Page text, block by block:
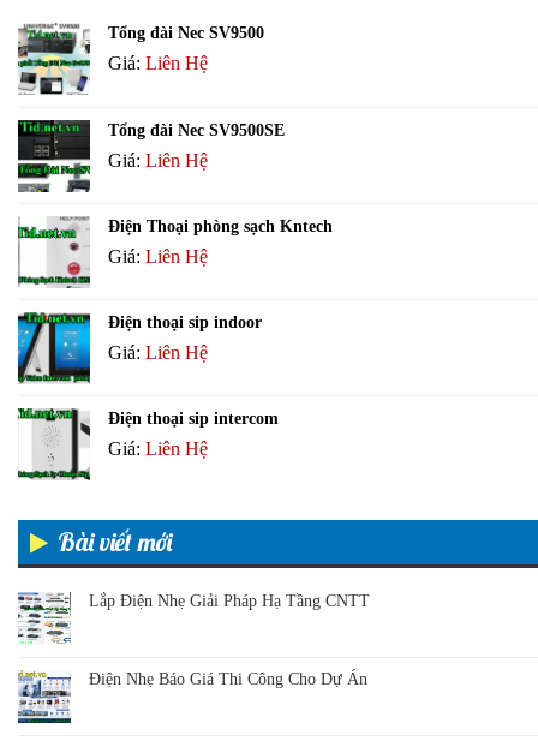
Tổng đài Nec SV9500
Giá: Liên Hệ
Tổng đài Nec SV9500SE
Giá: Liên Hệ
Điện Thoại phòng sạch Kntech
Giá: Liên Hệ
Điện thoại sip indoor
Giá: Liên Hệ
Điện thoại sip intercom
Giá: Liên Hệ
Bài viết mới
Lắp Điện Nhẹ Giải Pháp Hạ Tầng CNTT
Điện Nhẹ Báo Giá Thi Công Cho Dự Án